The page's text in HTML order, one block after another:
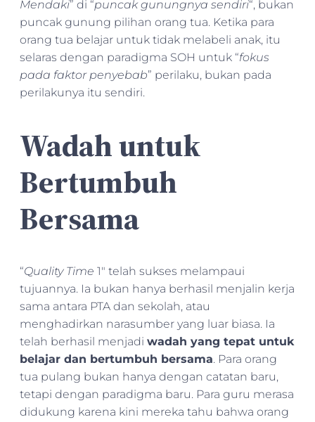
Mendaki” di “puncak gunungnya sendiri“, bukan
puncak gunung pilihan orang tua. Ketika para
orang tua belajar untuk tidak melabeli anak, itu
selaras dengan paradigma SOH untuk “fokus
pada faktor penyebab” perilaku, bukan pada
perilakunya itu sendiri.
Wadah untuk
Bertumbuh
Bersama
“Quality Time 1″ telah sukses melampaui
tujuannya. Ia bukan hanya berhasil menjalin kerja
sama antara PTA dan sekolah, atau
menghadirkan narasumber yang luar biasa. Ia
telah berhasil menjadi wadah yang tepat untuk
belajar dan bertumbuh bersama. Para orang
tua pulang bukan hanya dengan catatan baru,
tetapi dengan paradigma baru. Para guru merasa
didukung karena kini mereka tahu bahwa orang